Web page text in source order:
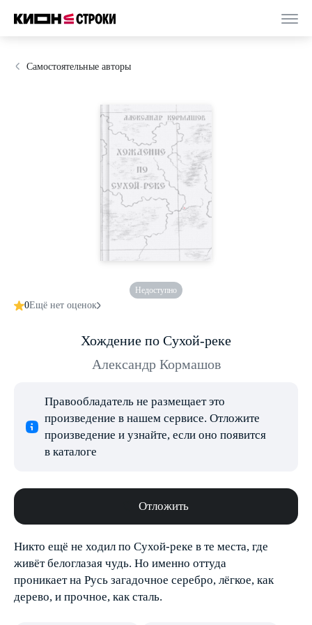
Самостоятельные авторы
Недоступно
0Ещё нет оценок
Хождение по Сухой-реке
Александр Кормашов
Правообладатель не размещает это
произведение в нашем сервисе. Отложите
произведение и узнайте, если оно появится
в каталоге
Отложить
Никто ещё не ходил по Сухой-реке в те места, где
живёт белоглазая чудь. Но именно оттуда
проникает на Русь загадочное серебро, лёгкое, как
дерево, и прочное, как сталь.